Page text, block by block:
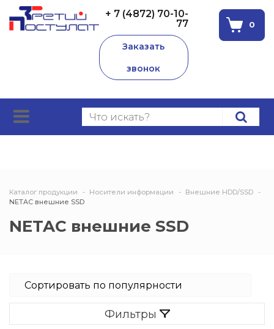
+ 7 (4872) 70-10-
77
Заказать
звонок
0
Каталог продукции Носители информации
Внешние HDD/SSD
NETAC внешние SSD
NETAC внешние SSD
Фильтры